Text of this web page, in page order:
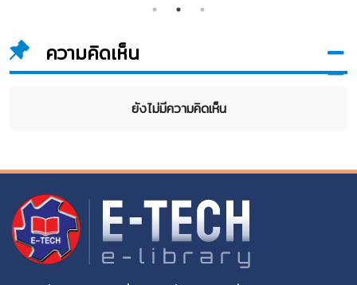
ความคิดเห็น
ยังไม่มีความคิดเห็น